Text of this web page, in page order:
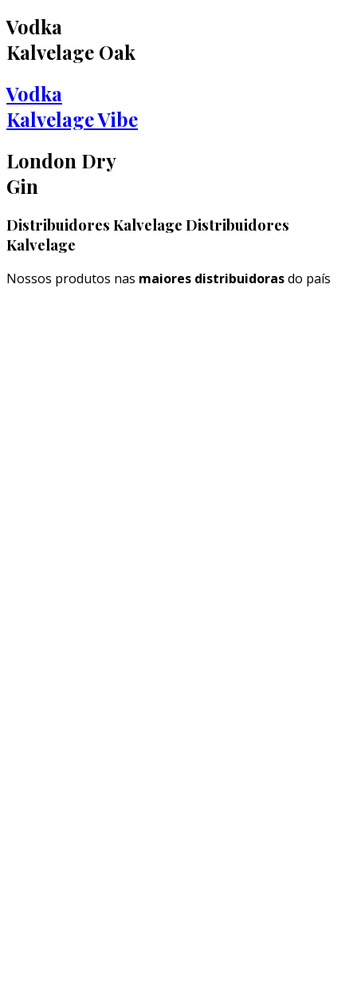
Vodka
Kalvelage Oak
Vodka
Kalvelage Vibe
London Dry
Gin
Distribuidores Kalvelage Distribuidores
Kalvelage
Nossos produtos nas maiores distribuidorasdo país